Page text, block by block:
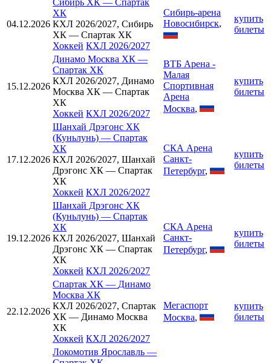
04.12.2026
ХК
КХЛ 2026/2027, Сибирь
ХК — Спартак ХК
Хоккей КХЛ 2026/2027
Сибирь-арена
Новосибирск,
купить
билеты
15.12.2026
Динамо Москва ХК —
Спартак ХК
КХЛ 2026/2027, Динамо
Москва ХК — Спартак
ХК
Хоккей КХЛ 2026/2027
ВТБ Арена -
Малая
Спортивная
Арена
Москва,
купить
билеты
17.12.2026
Шанхай Дрэгонс ХК
(Куньлунь) — Спартак
ХК
КХЛ 2026/2027, Шанхай
Дрэгонс ХК — Спартак
ХК
Хоккей КХЛ 2026/2027
СКА Арена
Санкт-
Петербург,
купить
билеты
19.12.2026
Шанхай Дрэгонс ХК
(Куньлунь) — Спартак
ХК
КХЛ 2026/2027, Шанхай
Дрэгонс ХК — Спартак
ХК
Хоккей КХЛ 2026/2027
СКА Арена
Санкт-
Петербург,
купить
билеты
22.12.2026
Спартак ХК — Динамо
Москва ХК
КХЛ 2026/2027, Спартак
ХК — Динамо Москва
ХК
Хоккей КХЛ 2026/2027
Мегаспорт
Москва,
купить
билеты
Локомотив Ярославль —